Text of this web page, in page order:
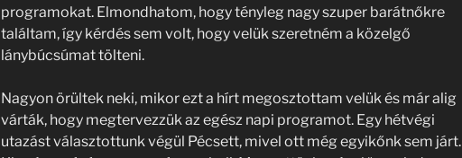
programokat. Elmondhatom, hogy tényleg nagy szuper barátnőkre
találtam, így kérdés sem volt, hogy velük szeretném a közelgő
lánybúcsúmat tölteni.
Nagyon örültek neki, mikor ezt a hírt megosztottam velük és már alig
várták, hogy megtervezzük az egész napi programot. Egy hétvégi
utazást választottunk végül Pécsett, mivel ott még egyikőnk sem járt.